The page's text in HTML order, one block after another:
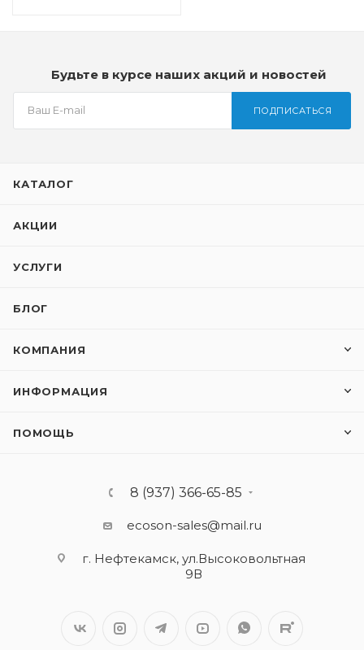
Будьте в курсе наших акций и новостей
ПОДПИСАТЬСЯ
КАТАЛОГ
АКЦИИ
УСЛУГИ
БЛОГ
КОМПАНИЯ
ИНФОРМАЦИЯ
ПОМОЩЬ
8 (937) 366-65-85
ecoson-sales@mail.ru
г. Нефтекамск, ул.Высоковольтная
9В